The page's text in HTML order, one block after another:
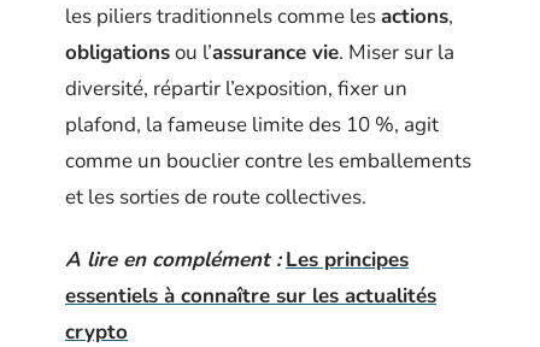
les piliers traditionnels comme lesactions,
obligationsou l’assurance vie. Miser sur la
diversité, répartir l’exposition, fixer un
plafond, la fameuse limite des 10 %, agit
comme un bouclier contre les emballements
et les sorties de route collectives.
A lire en complément : Les principes
essentiels à connaître sur les actualités
crypto